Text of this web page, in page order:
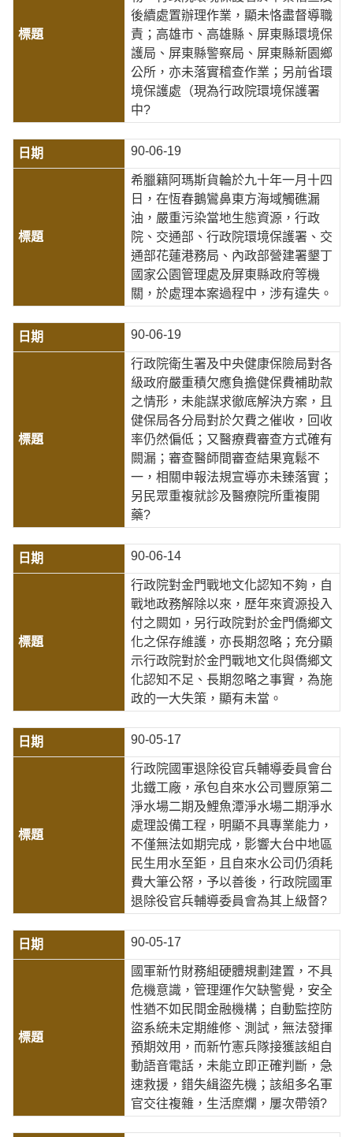
後續處置辦理作業，顯未恪盡督導職
責；高雄市、高雄縣、屏東縣環境保
護局、屏東縣警察局、屏東縣新園鄉
公所，亦未落實稽查作業；另前省環
境保護處（現為行政院環境保護署
中?
90-06-19
希臘籍阿瑪斯貨輪於九十年一月十四
日，在恆春鵝鸞鼻東方海域觸礁漏
油，嚴重污染當地生態資源，行政
院、交通部、行政院環境保護署、交
通部花蓮港務局、內政部營建署墾丁
國家公園管理處及屏東縣政府等機
關，於處理本案過程中，涉有違失。
90-06-19
行政院衛生署及中央健康保險局對各
級政府嚴重積欠應負擔健保費補助款
之情形，未能謀求徹底解決方案，且
健保局各分局對於欠費之催收，回收
率仍然偏低；又醫療費審查方式確有
闕漏；審查醫師間審查結果寬鬆不
一，相關申報法規宣導亦未臻落實；
另民眾重複就診及醫療院所重複開
藥?
90-06-14
行政院對金門戰地文化認知不夠，自
戰地政務解除以來，歷年來資源投入
付之闕如，另行政院對於金門僑鄉文
化之保存維護，亦長期忽略；充分顯
示行政院對於金門戰地文化與僑鄉文
化認知不足、長期忽略之事實，為施
政的一大失策，顯有未當。
90-05-17
行政院國軍退除役官兵輔導委員會台
北鐵工廠，承包自來水公司豐原第二
淨水場二期及鯉魚潭淨水場二期淨水
處理設備工程，明顯不具專業能力，
不僅無法如期完成，影響大台中地區
民生用水至鉅，且自來水公司仍須耗
費大筆公帑，予以善後，行政院國軍
退除役官兵輔導委員會為其上級督?
90-05-17
國軍新竹財務組硬體規劃建置，不具
危機意識，管理運作欠缺警覺，安全
性猶不如民間金融機構；自動監控防
盜系統未定期維修、測試，無法發揮
預期效用，而新竹憲兵隊接獲該組自
動語音電話，未能立即正確判斷，急
速救援，錯失緝盜先機；該組多名軍
官交往複雜，生活糜爛，屢次帶領?